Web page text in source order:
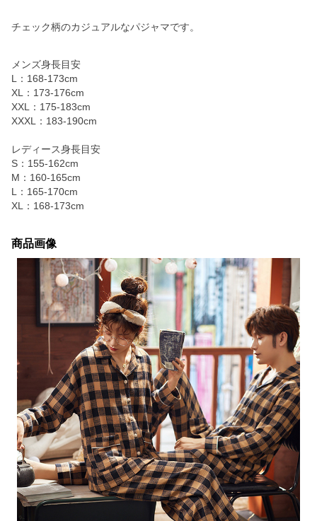
チェック柄のカジュアルなパジャマです。
メンズ身長目安
L：168-173cm
XL：173-176cm
XXL：175-183cm
XXXL：183-190cm
レディース身長目安
S：155-162cm
M：160-165cm
L：165-170cm
XL：168-173cm
商品画像